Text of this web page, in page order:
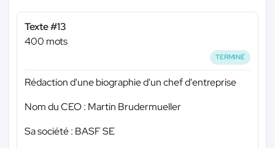
Texte #13
400 mots
TERMINÉ
Rédaction d'une biographie d'un chef d'entreprise
Nom du CEO : Martin Brudermueller
Sa société : BASF SE